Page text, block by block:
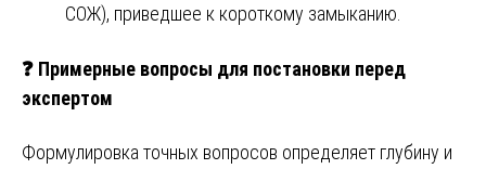
СОЖ), приведшее к короткому замыканию.
❓ Примерные вопросы для постановки перед
экспертом
Формулировка точных вопросов определяет глубину и